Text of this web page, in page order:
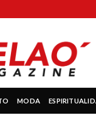
MODA